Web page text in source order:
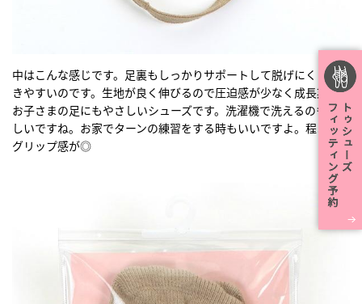
中はこんな感じです。足裏もしっかりサポートして脱げにくく動
きやすいのです。生地が良く伸びるので圧迫感が少なく成長期の
お子さまの足にもやさしいシューズです。洗濯機で洗えるのもうれ
しいですね。お家でターンの練習をする時もいいですよ。程よい
グリップ感が◎